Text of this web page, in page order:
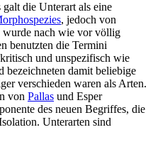
die Unterart als eine
, jedoch von
wurde nach wie vor völlig
benutzten die Termini
und unspezifisch wie
bezeichneten damit beliebige
verschieden waren als Arten.
von Pallas und Esper
des neuen Begriffes, die
Unterarten sind